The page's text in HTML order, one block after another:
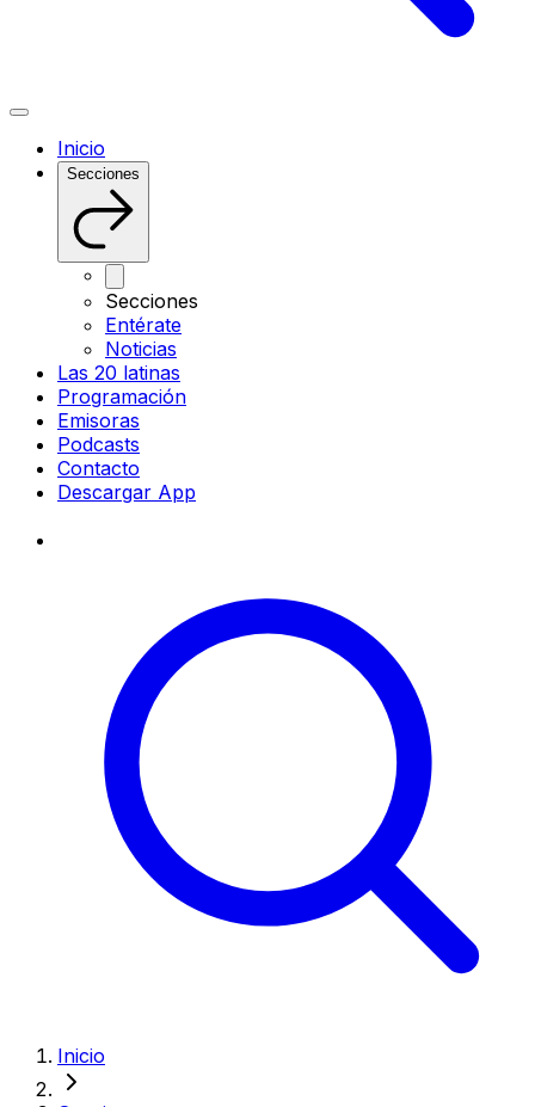
Inicio
Secciones
Secciones
Entérate
Noticias
Las 20 latinas
Programación
Emisoras
Podcasts
Contacto
Descargar App
Inicio